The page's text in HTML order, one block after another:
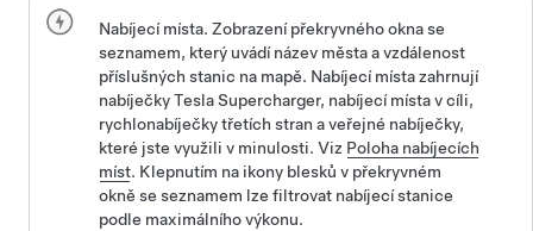
Nabíjecí místa. Zobrazení překryvného okna se
seznamem, který uvádí název města a vzdálenost
příslušných stanic na mapě. Nabíjecí místa zahrnují
nabíječky Tesla Supercharger, nabíjecí místa v cíli,
rychlonabíječky třetích stran a veřejné nabíječky,
které jste využili v minulosti. Viz Poloha nabíjecích
míst. Klepnutím na ikony blesků v překryvném
okně se seznamem lze filtrovat nabíjecí stanice
podle maximálního výkonu.